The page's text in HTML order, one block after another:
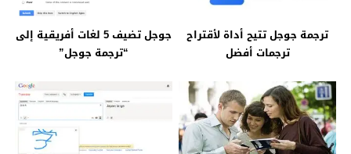
ترجمة جوجل تتيح أداة لأقتراح
ترجمات أفضل
جوجل تضيف 5 لغات أفريقية إلى
“ترجمة جوجل”